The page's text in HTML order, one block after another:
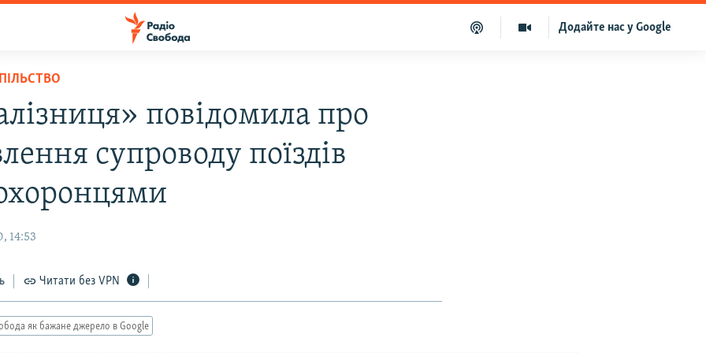
Додайте нас у Google
повідомила про
супроводу поїздів
14:53
Читати без VPN
як бажане джерело в Google